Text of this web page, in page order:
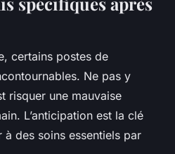
certains postes de
Ne pas y
risquer une mauvaise
L’anticipation est la clé
des soins essentiels par